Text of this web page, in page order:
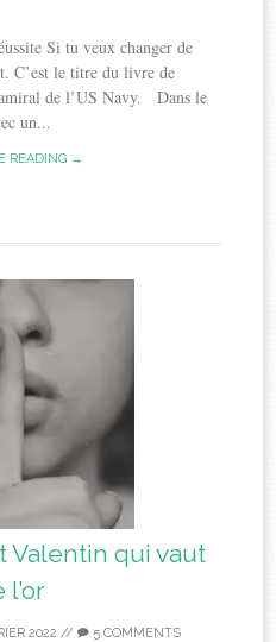
Si tu veux changer de
C’est le titre du livre de
de l’US Navy. Dans le
un...
READING →
Valentin qui vaut
l’or
2022 // 5 COMMENTS